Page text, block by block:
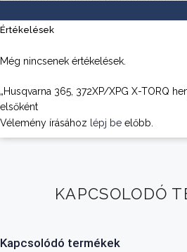
Értékelések
Még nincsenek értékelések.
„Husqvarna 365, 372XP/XPG X-TORQ
elsőként
Vélemény írásához lépj be előbb.
KAPCSOLODÓ
Kapcsolódó termékek